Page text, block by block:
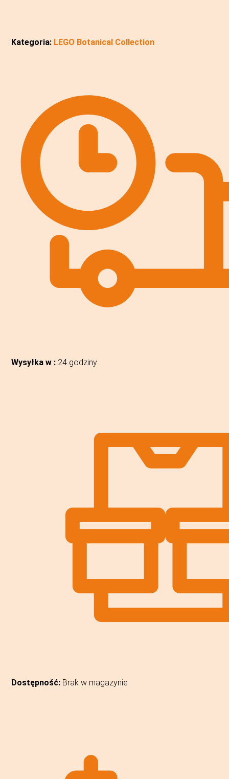
Kategoria: LEGO Botanical Collection
Wysyłka w : 24 godziny
Dostępność: Brak w magazynie